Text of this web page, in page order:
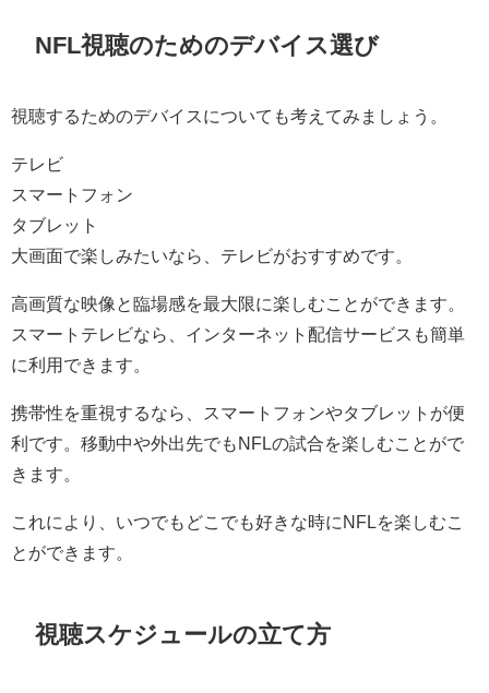
NFL視聴のためのデバイス選び
視聴するためのデバイスについても考えてみましょう。
テレビ
スマートフォン
タブレット
大画面で楽しみたいなら、テレビがおすすめです。
高画質な映像と臨場感を最大限に楽しむことができます。
スマートテレビなら、インターネット配信サービスも簡単
に利用できます。
携帯性を重視するなら、スマートフォンやタブレットが便
利です。移動中や外出先でもNFLの試合を楽しむことがで
きます。
これにより、いつでもどこでも好きな時にNFLを楽しむこ
とができます。
視聴スケジュールの立て方